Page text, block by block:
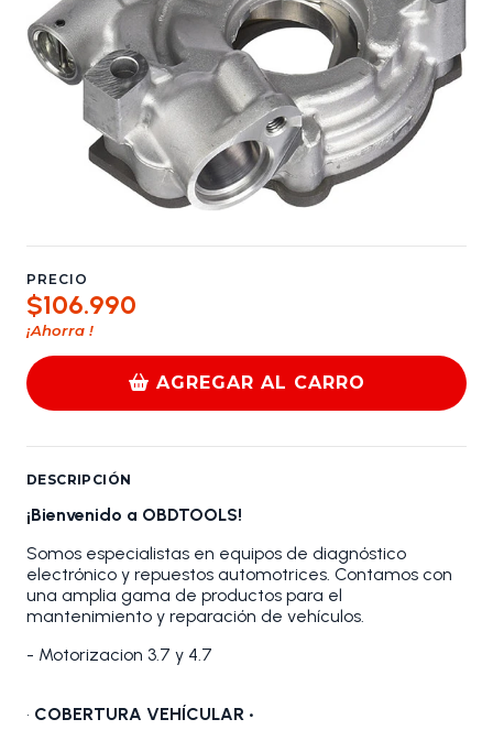
PRECIO
$106.990
¡Ahorra !
AGREGAR AL CARRO
DESCRIPCIÓN
¡Bienvenido a OBDTOOLS!
Somos especialistas en equipos de diagnóstico
electrónico y repuestos automotrices. Contamos con
una amplia gama de productos para el
mantenimiento y reparación de vehículos.
- Motorizacion 3.7 y 4.7
• COBERTURA VEHÍCULAR •